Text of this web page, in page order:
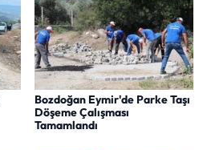
Bozdoğan Eymir'de Parke Taşı
Döşeme Çalışması
Tamamlandı